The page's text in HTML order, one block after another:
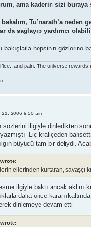
ama kaderin sizi
Tu’narath’a neden
da sağlayıp yardımcı
bakışlarla hepsinin gözlerine
pain. The universe rewards
21, 2006 8:50 am
iligiyle dinledikten
yazmıştı. Liç kraliçeden
büyücü tam bir deliydi.
ellerinden kurtaran, savaşçı
ilgiyle baktı ancak aklını
daha önce
dinlemeye devam etti